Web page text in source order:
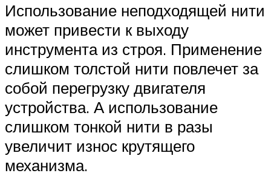
Использование неподходящей нити
может привести к выходу
инструмента из строя. Применение
слишком толстой нити повлечет за
собой перегрузку двигателя
устройства. А использование
слишком тонкой нити в разы
увеличит износ крутящего
механизма.